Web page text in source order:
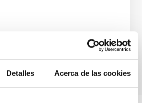
Detalles Acerca de las cookies